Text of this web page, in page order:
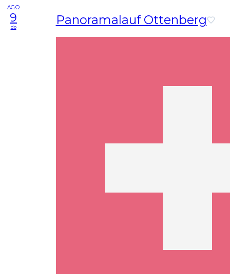
AGO
9
do Panoramalauf Ottenberg